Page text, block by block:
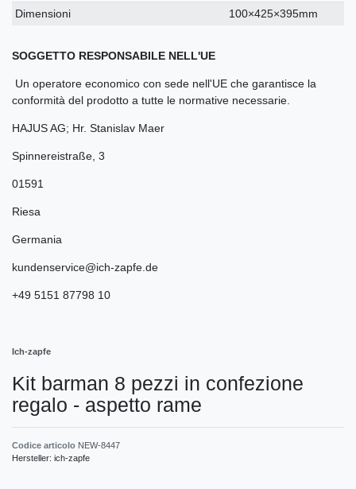
Dimensioni
100×425×395mm
SOGGETTO RESPONSABILE NELL'UE
Un operatore economico con sede nell'UE che garantisce la
conformità del prodotto a tutte le normative necessarie.
HAJUS AG; Hr. Stanislav Maer
Spinnereistraße 3
01591
Riesa
Germania
kundenservice@ich-zapfe.de
+49 5151 87798 10
Ich-zapfe
Kit barman 8 pezzi in confezione
regalo - aspetto rame
Codice articolo NEW-8447
Hersteller: ich-zapfe